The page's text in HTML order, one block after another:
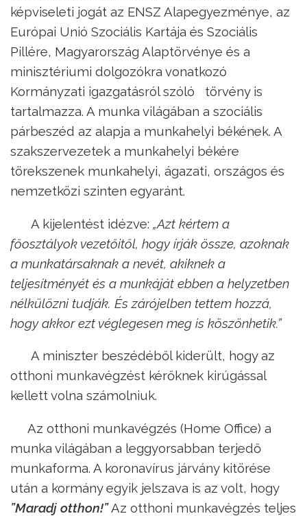
képviseleti jogát az ENSZ Alapegyezménye, az
Európai Unió Szociális Kartája és Szociális
Pillére, Magyarország Alaptörvénye és a
minisztériumi dolgozókra vonatkozó
Kormányzati igazgatásról szóló törvény is
tartalmazza. A munka világában a szociális
párbeszéd az alapja a munkahelyi békének. A
szakszervezetek a munkahelyi békére
törekszenek munkahelyi, ágazati, országos és
nemzetközi szinten egyaránt.
A kijelentést idézve: „Azt kértem a
főosztályok vezetőitől, hogy írják össze, azoknak
a munkatársaknak a nevét, akiknek a
teljesítményét és a munkáját ebben a helyzetben
nélkülözni tudják. És zárójelben tettem hozzá,
hogy akkor ezt véglegesen meg is köszönhetik.”
A miniszter beszédéből kiderült, hogy az
otthoni munkavégzést kérőknek kirúgással
kellett volna számolniuk.
Az otthoni munkavégzés (Home Office) a
munka világában a leggyorsabban terjedő
munkaforma. A koronavírus járvány kitörése
után a kormány egyik jelszava is az volt, hogy
”Maradj otthon!”Az otthoni munkavégzés teljes